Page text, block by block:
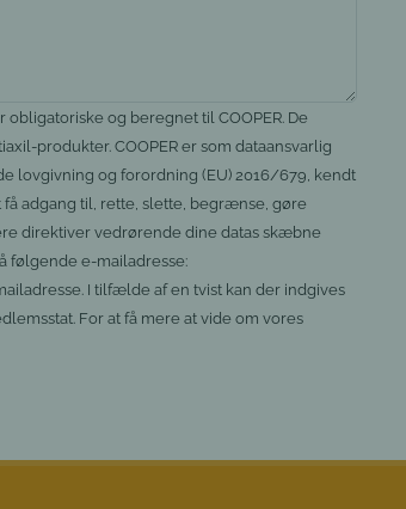
og beregnet til COOPER. De
produkter. COOPER er som dataansvarlig
lovgivning og forordning (EU) 2016/679, kendt
adgang til, rette, slette, begrænse, gøre
direktiver vedrørende dine datas skæbne
følgende e-mailadresse:
I tilfælde af en tvist kan der indgives
For at få mere at vide om vores